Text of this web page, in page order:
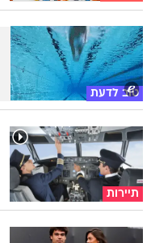
טוב לדעת
תיירות